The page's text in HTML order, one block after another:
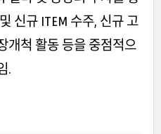
신규 ITEM 수주, 신규 고
개척 활동 등을 중점적으
.